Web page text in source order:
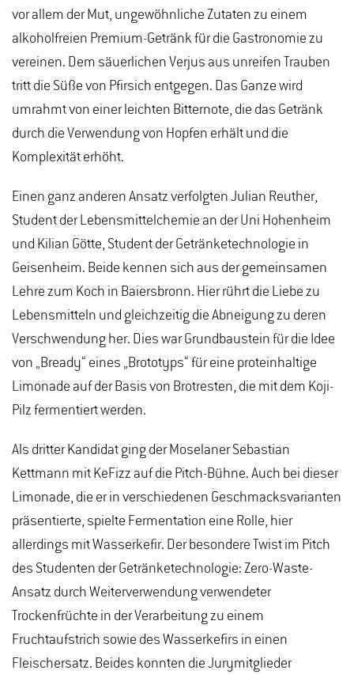
vor allem der Mut, ungewöhnliche Zutaten zu einem
alkoholfreien Premium-Getränk für die Gastronomie zu
vereinen. Dem säuerlichen Verjus aus unreifen Trauben
tritt die Süße von Pfirsich entgegen. Das Ganze wird
umrahmt von einer leichten Bitternote, die das Getränk
durch die Verwendung von Hopfen erhält und die
Komplexität erhöht.
Einen ganz anderen Ansatz verfolgten Julian Reuther,
Student der Lebensmittelchemie an der Uni Hohenheim
und Kilian Götte, Student der Getränketechnologie in
Geisenheim. Beide kennen sich aus der gemeinsamen
Lehre zum Koch in Baiersbronn. Hier rührt die Liebe zu
Lebensmitteln und gleichzeitig die Abneigung zu deren
Verschwendung her. Dies war Grundbaustein für die Idee
von „Bready“ eines „Brototyps“ für eine proteinhaltige
Limonade auf der Basis von Brotresten, die mit dem Koji-
Pilz fermentiert werden.
Als dritter Kandidat ging der Moselaner Sebastian
Kettmann mit KeFizz auf die Pitch-Bühne. Auch bei dieser
Limonade, die er in verschiedenen Geschmacksvarianten
präsentierte, spielte Fermentation eine Rolle, hier
allerdings mit Wasserkefir. Der besondere Twist im Pitch
des Studenten der Getränketechnologie: Zero-Waste-
Ansatz durch Weiterverwendung verwendeter
Trockenfrüchte in der Verarbeitung zu einem
Fruchtaufstrich sowie des Wasserkefirs in einen
Fleischersatz. Beides konnten die Jurymitglieder